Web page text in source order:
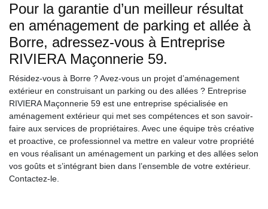
Pour la garantie d’un meilleur résultat
en aménagement de parking et allée à
Borre, adressez-vous à Entreprise
RIVIERA Maçonnerie 59.
Résidez-vous à Borre ? Avez-vous un projet d’aménagement
extérieur en construisant un parking ou des allées ? Entreprise
RIVIERA Maçonnerie 59 est une entreprise spécialisée en
aménagement extérieur qui met ses compétences et son savoir-
faire aux services de propriétaires. Avec une équipe très créative
et proactive, ce professionnel va mettre en valeur votre propriété
en vous réalisant un aménagement un parking et des allées selon
vos goûts et s’intégrant bien dans l’ensemble de votre extérieur.
Contactez-le.